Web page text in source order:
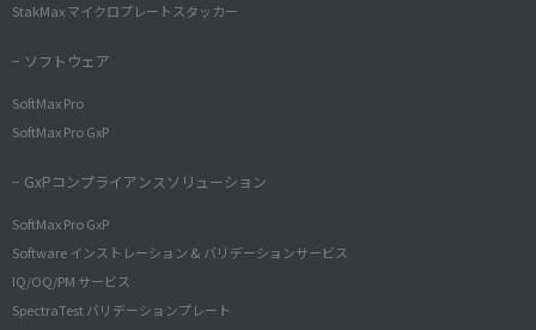
StakMax マイクロプレートスタッカー
− ソフトウェア
SoftMax Pro
SoftMax Pro GxP
− GxPコンプライアンスソリューション
SoftMax Pro GxP
Software インストレーション & バリデーションサービス
IQ/OQ/PM サービス
SpectraTest バリデーションプレート